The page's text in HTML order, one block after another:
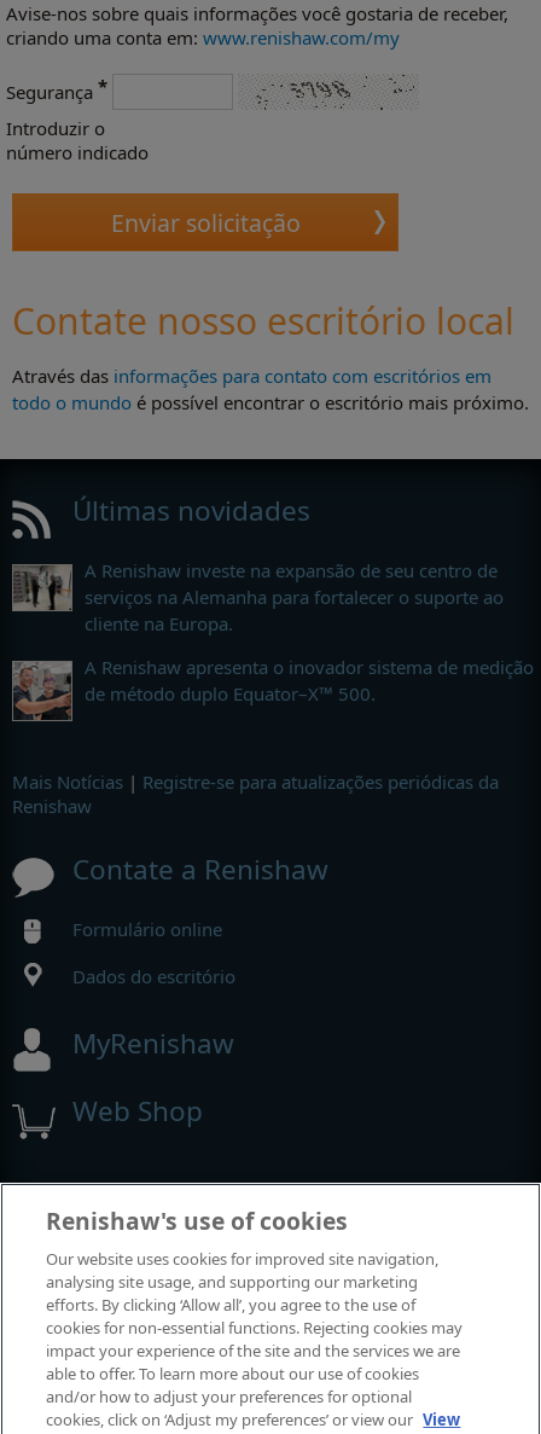
Avise-nos sobre quais informações você gostaria de receber,
criando uma conta em: www.renishaw.com/my
Segurança *
Introduzir o
número indicado
Contate nosso escritório local
Através das informações para contato com escritórios em
todo o mundo é possível encontrar o escritório mais próximo.
Últimas novidades
A Renishaw investe na expansão de seu centro de
serviços na Alemanha para fortalecer o suporte ao
cliente na Europa.
A Renishaw apresenta o inovador sistema de medição
de método duplo Equator–X™ 500.
Mais Notícias | Registre-se para atualizações periódicas da
Renishaw
Contate a Renishaw
Formulário online
Dados do escritório
MyRenishaw
Web Shop
Exposições e conferências
Eventos em que estamos participando
Renishaw's use of cookies
Our website uses cookies for improved site navigation,
analysing site usage, and supporting our marketing
efforts. By clicking ‘Allow all’, you agree to the use of
cookies for non-essential functions. Rejecting cookies may
impact your experience of the site and the services we are
able to offer. To learn more about our use of cookies
and/or how to adjust your preferences for optional
cookies, click on ‘Adjust my preferences’ or view our View